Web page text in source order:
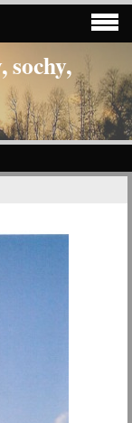
sochy,